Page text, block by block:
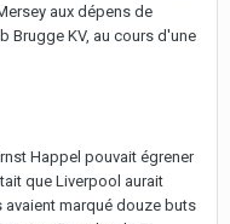
aux dépens de
Brugge KV, au cours d'une
Happel pouvait égrener
que Liverpool aurait
marqué douze buts